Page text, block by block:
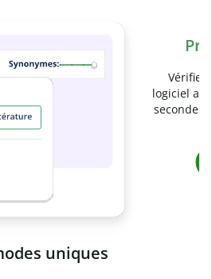
plagiat involontaire